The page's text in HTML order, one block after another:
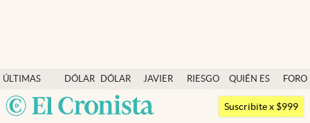
ÚLTIMAS
NOTICIAS
DÓLAR
DÓLAR
BLUE
JAVIER
RIESGO
QUIÉN ES
QUIÉN
FORO
Argentina
Dólar
Members Suscribite x $999